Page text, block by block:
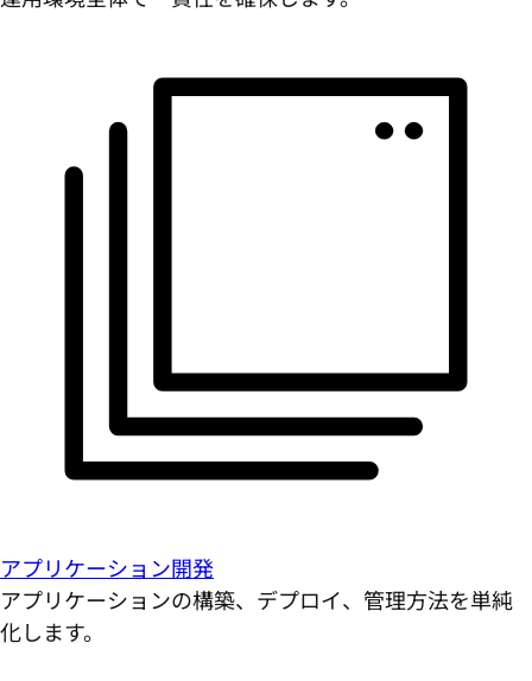
アプリケーション開発
アプリケーションの構築、デプロイ、管理方法を単純
化します。